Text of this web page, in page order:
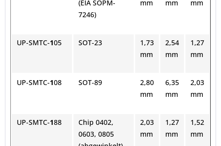
(EIA SOPM-
7246)
mm
mm
mm
UP-SMTC-105 SOT-23
1,73
mm
2,54
mm
1,27
mm
UP-SMTC-108 SOT-89
2,80
mm
6,35
mm
2,03
mm
UP-SMTC-188
Chip 0402,
0603, 0805
2,03
mm
1,27
mm
1,52
mm